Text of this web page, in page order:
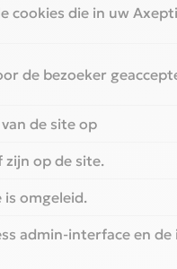
cookies die in uw
de bezoeker
de site op
zijn op de site.
omgeleid.
admin-interface en